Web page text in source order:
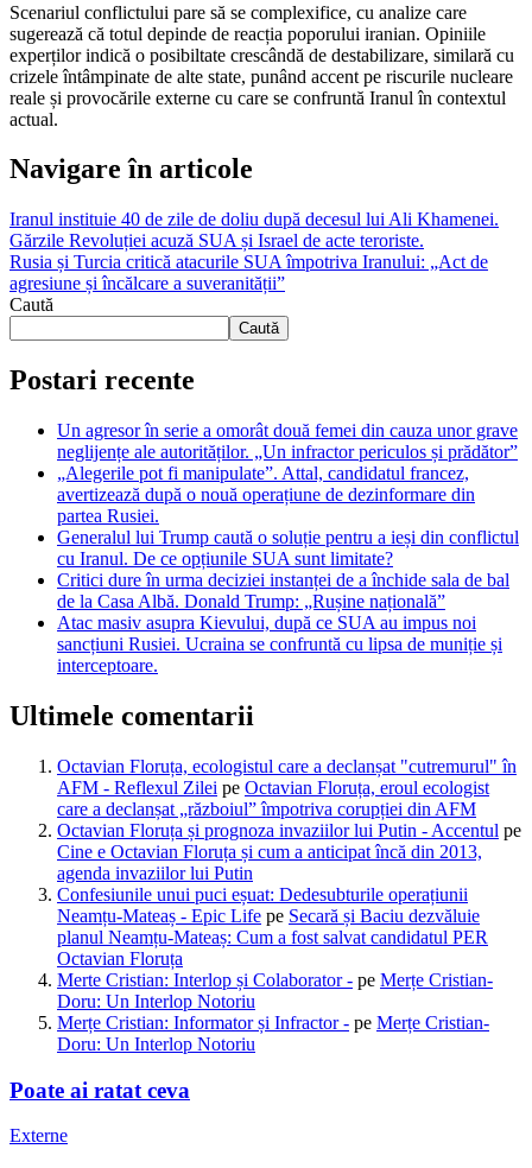
Scenariul conflictului pare să se complexifice, cu analize care
sugerează că totul depinde de reacția poporului iranian. Opiniile
experților indică o posibiltate crescândă de destabilizare, similară cu
crizele întâmpinate de alte state, punând accent pe riscurile nucleare
reale și provocările externe cu care se confruntă Iranul în contextul
actual.
Navigare în articole
Iranul instituie 40 de zile de doliu după decesul lui Ali Khamenei.
Gărzile Revoluției acuză SUA și Israel de acte teroriste.
Rusia și Turcia critică atacurile SUA împotriva Iranului: „Act de
agresiune și încălcare a suveranității”
Caută
Caută
Postari recente
Un agresor în serie a omorât două femei din cauza unor grave
neglijențe ale autorităților. „Un infractor periculos și prădător”
„Alegerile pot fi manipulate”. Attal, candidatul francez,
avertizează după o nouă operațiune de dezinformare din
partea Rusiei.
Generalul lui Trump caută o soluție pentru a ieși din conflictul
cu Iranul. De ce opțiunile SUA sunt limitate?
Critici dure în urma deciziei instanței de a închide sala de bal
de la Casa Albă. Donald Trump: „Rușine națională”
Atac masiv asupra Kievului, după ce SUA au impus noi
sancțiuni Rusiei. Ucraina se confruntă cu lipsa de muniție și
interceptoare.
Ultimele comentarii
Octavian Floruța, ecologistul care a declanșat "cutremurul" în
AFM - Reflexul Zilei pe Octavian Floruța, eroul ecologist
care a declanșat „războiul” împotriva corupției din AFM
Octavian Floruța și prognoza invaziilor lui Putin - Accentul pe
Cine e Octavian Floruța și cum a anticipat încă din 2013,
agenda invaziilor lui Putin
Confesiunile unui puci eșuat: Dedesubturile operațiunii
Neamțu-Mateaș - Epic Life pe Secară și Baciu dezvăluie
planul Neamțu-Mateaș: Cum a fost salvat candidatul PER
Octavian Floruța
Merte Cristian: Interlop și Colaborator - pe Merțe Cristian-
Doru: Un Interlop Notoriu
Merțe Cristian: Informator și Infractor - pe Merțe Cristian-
Doru: Un Interlop Notoriu
Poate ai ratat ceva
Externe